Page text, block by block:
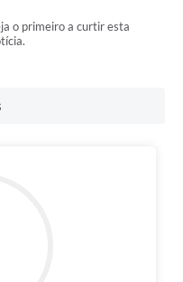
o primeiro a curtir esta